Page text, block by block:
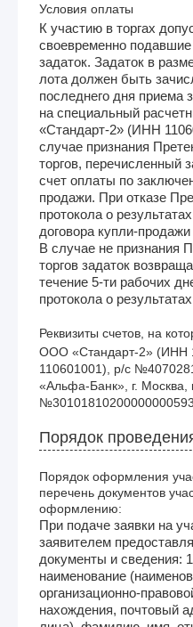
Условия оплаты
К участию в торгах
своевременно
задаток. Задаток в
лота должен быть
последнего дня приема
на специальный
«Стандарт-2» (ИНН
случае признания
торгов, перечисленный
счет оплаты по
продажи. При отказе
протокола о
договора купли-
В случае не признания
торгов задаток
течение 5-ти рабочих
протокола о
Реквизиты счетов, на
ООО «Стандарт-2» (ИНН
110601001), р/с
«Альфа-Банк», г. Москва,
Порядок
Порядок оформления
перечень документов
оформлению:
При подаче заявки на
заявителем
документы и сведения:
наименование
организационно-
нахождения, почтовый